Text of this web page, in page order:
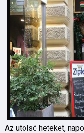
Az utolsó heteket,